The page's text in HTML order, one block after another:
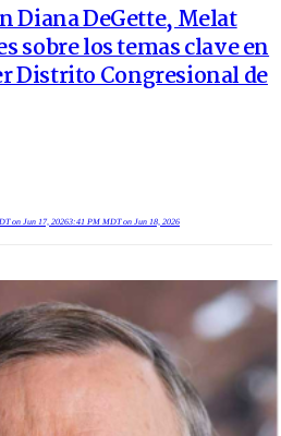
Diana DeGette, Melat
sobre los temas clave en
Distrito Congresional de
on Jun 17, 20263:41 PM MDT on Jun 18, 2026